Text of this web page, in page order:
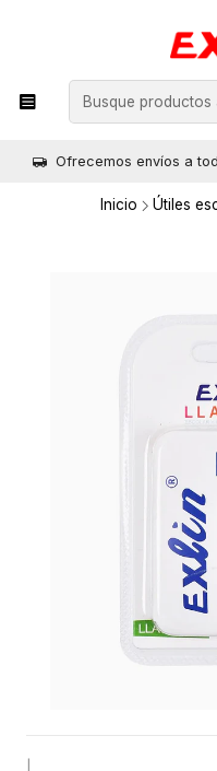
Ofrecemos envíos a
Inicio Útiles